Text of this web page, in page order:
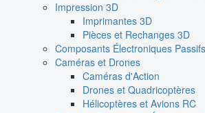
Impression 3D
Imprimantes 3D
Pièces et Rechanges 3D
Composants Électroniques Passifs
Caméras et Drones
Caméras d'Action
Drones et Quadricoptères
Hélicoptères et Avions RC